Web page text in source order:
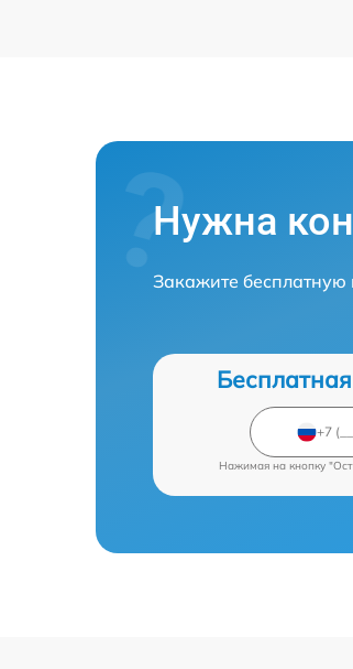
Нужна
Закажите бесплатную
Нажимая на кнопку